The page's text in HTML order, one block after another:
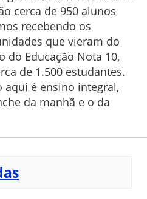
cerca de 950 alunos
recebendo os
que vieram do
do Educação Nota 10,
de 1.500 estudantes.
é ensino integral,
da manhã e o da